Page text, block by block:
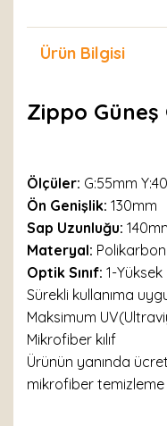
Ürün Bilgisi
Zippo Güneş
Ölçüler: G:55mm
Ön Genişlik: 130mm
Sap Uzunluğu:
Materyal: Polikarbon
Optik Sınıf: 1-
Sürekli kullanıma
Maksimum
Mikrofiber kılıf
Ürünün yanında
mikrofiber